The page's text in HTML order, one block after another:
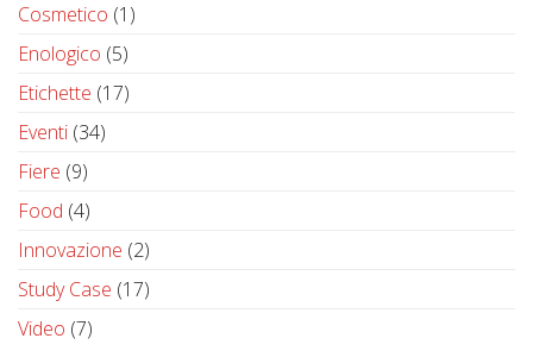
Cosmetico (1)
Enologico (5)
Etichette (17)
Eventi (34)
Fiere (9)
Food (4)
Innovazione (2)
Study Case (17)
Video (7)